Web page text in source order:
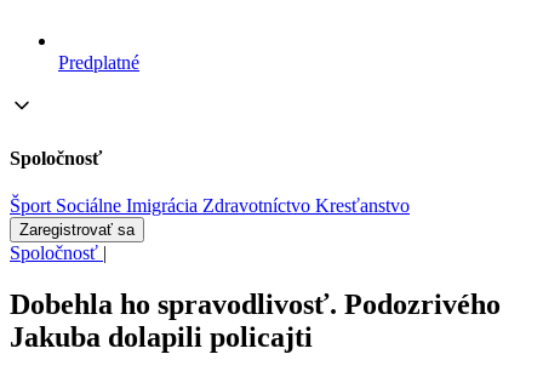
Predplatné
Spoločnosť
Šport Sociálne Imigrácia Zdravotníctvo Kresťanstvo
Zaregistrovať sa
Spoločnosť |
Dobehla ho spravodlivosť. Podozrivého
Jakuba dolapili policajti